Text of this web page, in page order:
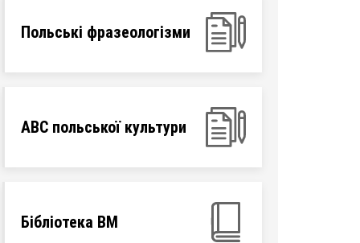
Польські фразеологізми
ABC польської культури
Бібліотека ВМ